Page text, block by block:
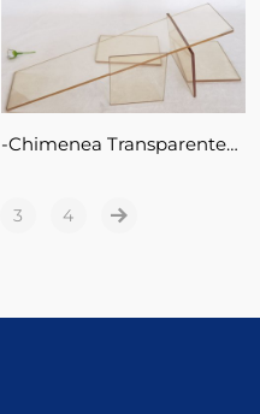
Cerámico De Vidrio
Transparente En Estufa De
Fuego
Chimenea Transparente
Fábrica, Vidrio Cerámico
Puerta De Estufa Contra
3 4